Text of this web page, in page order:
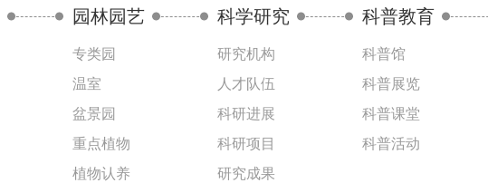
园林园艺
专类园
温室
盆景园
重点植物
植物认养
科学研究
研究机构
人才队伍
科研进展
科研项目
研究成果
科普教育
科普馆
科普展览
科普课堂
科普活动